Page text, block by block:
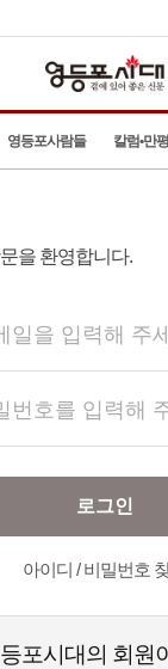
영등포사람들 칼럼•만평
을 환영합니다.
로그인
아이디 / 비밀번호
포시대의 회원